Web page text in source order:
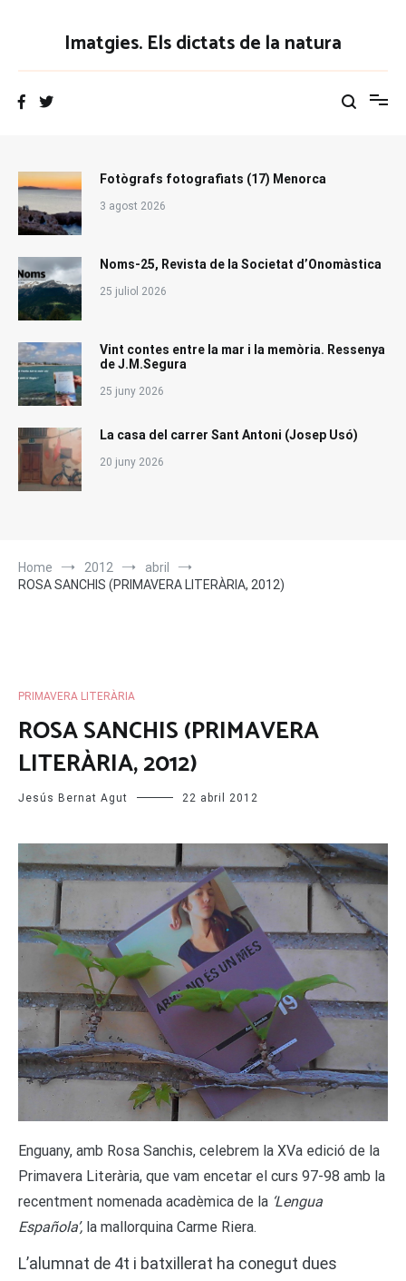
Imatgies. Els dictats de la natura
Fotògrafs fotografiats (17) Menorca
3 agost 2026
Noms-25, Revista de la Societat d’Onomàstica
25 juliol 2026
Vint contes entre la mar i la memòria. Ressenya
de J.M.Segura
25 juny 2026
La casa del carrer Sant Antoni (Josep Usó)
20 juny 2026
Home 2012
abril
ROSA SANCHIS (PRIMAVERA LITERÀRIA, 2012)
PRIMAVERA LITERÀRIA
ROSA SANCHIS (PRIMAVERA
LITERÀRIA, 2012)
Jesús Bernat Agut 22 abril 2012
Enguany, amb Rosa Sanchis, celebrem la XVa edició de la
Primavera Literària, que vam encetar el curs 97-98 amb la
recentment nomenada acadèmica de la ‘Lengua
Española’, la mallorquina Carme Riera.
L’alumnat de 4t i batxillerat ha conegut dues